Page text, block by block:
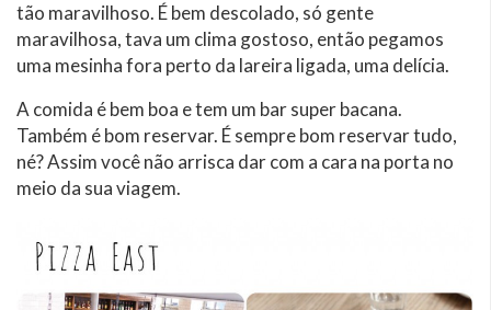
tão maravilhoso. É bem descolado, só gente
maravilhosa, tava um clima gostoso, então pegamos
uma mesinha fora perto da lareira ligada, uma delícia.
A comida é bem boa e tem um bar super bacana.
Também é bom reservar. É sempre bom reservar tudo,
né? Assim você não arrisca dar com a cara na porta no
meio da sua viagem.